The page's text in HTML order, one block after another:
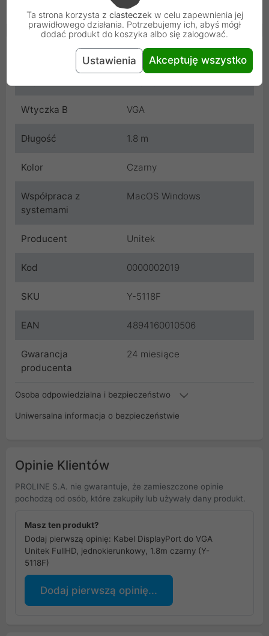
Wspiera jakość HD 1920x1080p 60Hz.
Cechy produktu
Wtyczka B VGA
Długość 1.8 m
Kolor Czarny
Współpraca z
systemami
MacOS Windows
Producent Unitek
Kod 0000002019
SKU Y-5118F
EAN 4894160010506
Gwarancja
producenta
24 miesiące
Osoba odpowiedzialna i bezpieczeństwo
Uniwersalna informacja o bezpieczeństwie
Opinie Klientów
PROLINE S.A. nie gwarantuje, że zamieszczone opinie
pochodzą od osób, które zakupiły lub używały dany produkt.
Masz ten produkt?
Dodaj pierwszą opinię: Kabel DisplayPort do VGA
Unitek FullHD, jednokierunkowy, 1.8m czarny (Y-
5118F)
Dodaj pierwszą opinię...
Ta strona korzysta z ciasteczekw celu zapewnienia jej
prawidłowego działania. Potrzebujemy ich, abyś mógł
dodać produkt do koszyka albo się zalogować.
Ustawienia Akceptuję wszystko